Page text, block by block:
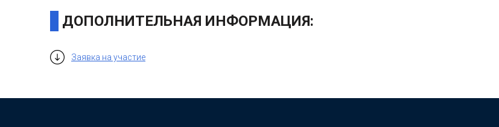
ДОПОЛНИТЕЛЬНАЯ ИНФОРМАЦИЯ:
Заявка на участие